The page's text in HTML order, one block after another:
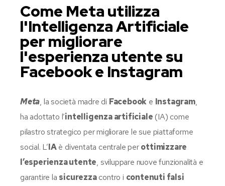
Come Meta utilizza
l'Intelligenza Artificiale
per migliorare
l'esperienza utente su
Facebook e Instagram
Meta, la società madre di Facebook e Instagram,
ha adottato l’intelligenza artificiale (IA) come
pilastro strategico per migliorare le sue piattaforme
social. L’IAè diventata centrale perottimizzare
l’esperienza utente, sviluppare nuove funzionalità e
garantire la sicurezzacontro i contenuti falsi